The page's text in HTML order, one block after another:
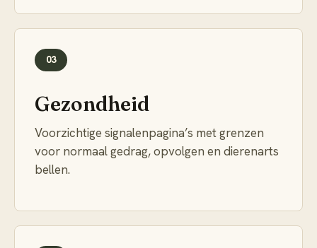
03
Gezondheid
Voorzichtige signalenpagina’s met grenzen
voor normaal gedrag, opvolgen en dierenarts
bellen.